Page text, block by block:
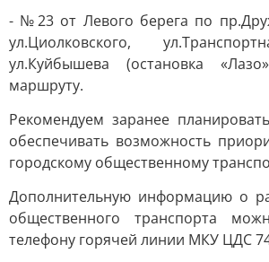
- №23 от Левого берега по
ул.Циолковского,
ул.Куйбышева (остановка
маршруту.
Рекомендуем заранее
обеспечивать возможность
городскому общественному
Дополнительную информацию о
общественного транспорта
телефону горячей линии МКУ ЦДС